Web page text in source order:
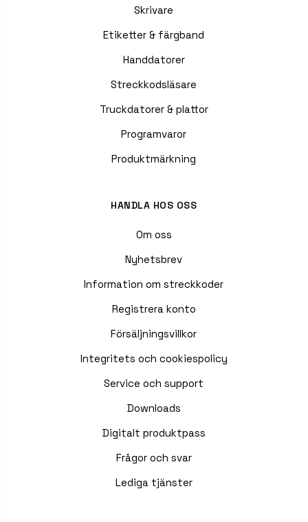
Skrivare
Etiketter & färgband
Handdatorer
Streckkodsläsare
Truckdatorer & plattor
Programvaror
Produktmärkning
HANDLA HOS OSS
Om oss
Nyhetsbrev
Information om streckkoder
Registrera konto
Försäljningsvillkor
Integritets och cookiespolicy
Service och support
Downloads
Digitalt produktpass
Frågor och svar
Lediga tjänster